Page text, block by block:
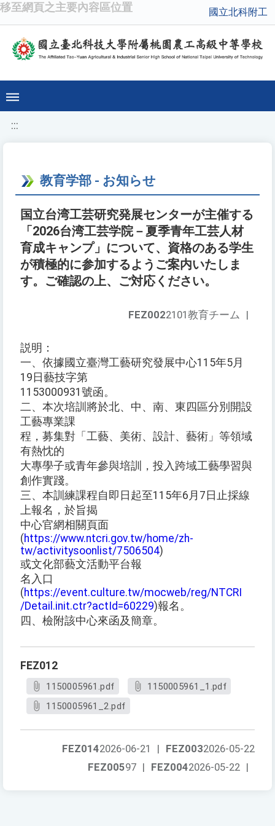
移至網頁之主要內容區位置 國立北科附工
:::
教育学部 - お知らせ
国立台湾工芸研究発展センターが主催する
「2026台湾工芸学院－夏季青年工芸人材
育成キャンプ」について、資格のある学生
が積極的に参加するようご案内いたしま
す。ご確認の上、ご対応ください。
FEZ0022101教育チーム |
説明：
一、依據國立臺灣工藝研究發展中心115年5月
19日藝技字第
1153000931號函。
二、本次培訓將於北、中、南、東四區分別開設
工藝專業課
程，募集對「工藝、美術、設計、藝術」等領域
有熱忱的
大專學子或青年參與培訓，投入跨域工藝學習與
創作實踐。
三、本訓練課程自即日起至115年6月7日止採線
上報名，於旨揭
中心官網相關頁面
(https://www.ntcri.gov.tw/home/zh-
tw/activitysoonlist/7506504)
或文化部藝文活動平台報
名入口
(https://event.culture.tw/mocweb/reg/NTCRI
/Detail.init.ctr?actId=60229)報名。
四、檢附該中心來函及簡章。
FEZ012
1150005961.pdf
1150005961_1.pdf
1150005961_2.pdf
FEZ0032026-05-22
FEZ0142026-06-21
|
FEZ0042026-05-22 |
FEZ00597 |